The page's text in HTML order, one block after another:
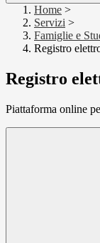
Home >
Servizi >
Famiglie e
Registro
Registro
Piattaforma online